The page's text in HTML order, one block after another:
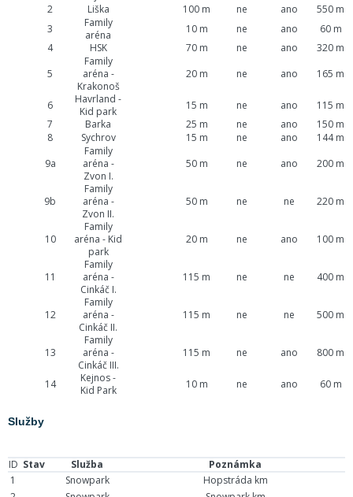
2
Liška 100 m ne ano
550 m
3
Family
aréna
10 m ne ano
60 m
4
HSK 70 m ne ano
320 m
5
Family
aréna -
Krakonoš
20 m ne ano 165 m
6
Havrland -
Kid park
15 m ne ano
115 m
7
Barka 25 m ne ano
150 m
8
Sychrov 15 m ne ano
144 m
9a
Family
aréna -
Zvon I.
50 m ne ano 200 m
9b
Family
aréna -
Zvon II.
50 m ne ne 220 m
10
Family
aréna - Kid
park
20 m ne ano 100 m
11
Family
aréna -
Cinkáč I.
115 m ne ne 400 m
12
Family
aréna -
Cinkáč II.
115 m ne ne 500 m
13
Family
aréna -
Cinkáč III.
115 m ne ano 800 m
14
Kejnos -
Kid Park
10 m ne ano 60 m
Služby
ID Stav Služba
Poznámka
1
Snowpark
Hopstráda km